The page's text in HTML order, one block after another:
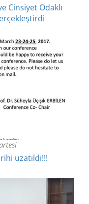
Cinsiyet Odaklı
uzatıldı!!!